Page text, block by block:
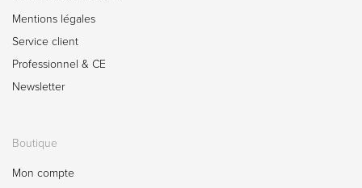
Mentions légales
Service client
Professionnel & CE
Newsletter
Boutique
Mon compte